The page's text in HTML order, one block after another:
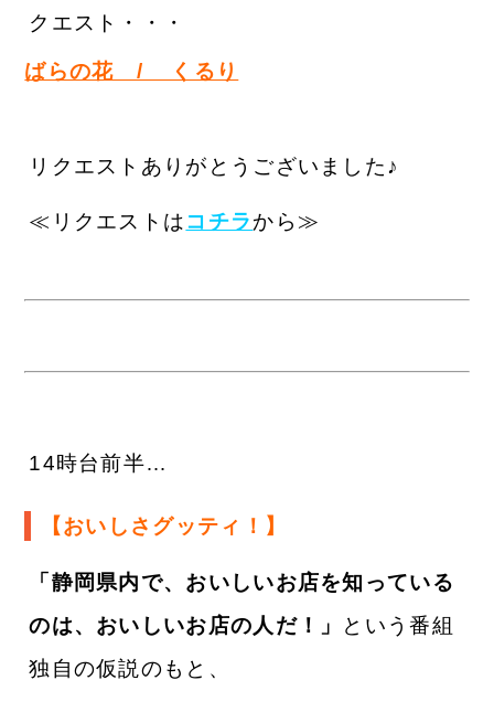
クエスト・・・
ばらの花　/    くるり
リクエストありがとうございました♪
≪リクエストはコチラから≫
14時台前半…
【おいしさグッティ！】
「静岡県内で、おいしいお店を知っている
のは、おいしいお店の人だ！」
という番組
独自の仮説のもと、